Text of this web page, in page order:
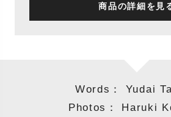
商品の詳細を見
Words： Yudai
Photos： Haruki